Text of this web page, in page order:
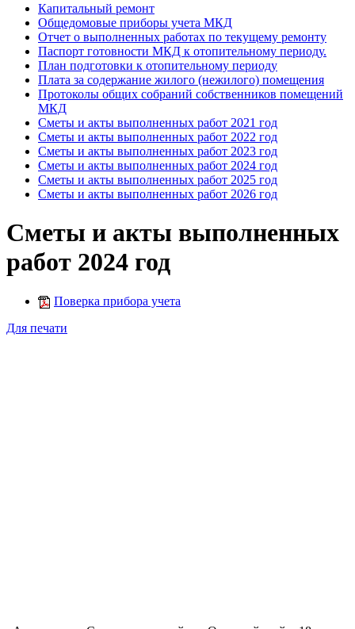
Капитальный ремонт
Общедомовые приборы учета МКД
Отчет о выполненных работах по текущему ремонту
Паспорт готовности МКД к отопительному периоду.
План подготовки к отопительному периоду
Плата за содержание жилого (нежилого) помещения
Протоколы общих собраний собственников помещений
МКД
Сметы и акты выполненных работ 2021 год
Сметы и акты выполненных работ 2022 год
Сметы и акты выполненных работ 2023 год
Сметы и акты выполненных работ 2024 год
Сметы и акты выполненных работ 2025 год
Сметы и акты выполненных работ 2026 год
Сметы и акты выполненных
работ 2024 год
Поверка прибора учета
Для печати